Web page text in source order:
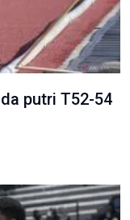
putri T52-54